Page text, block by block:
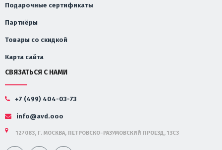
Подарочные сертификаты
Партнёры
Товары со скидкой
Карта сайта
СВЯЗАТЬСЯ С НАМИ
+7 (499) 404-03-73
info@avd.ooo
127083, Г. МОСКВА, ПЕТРОВСКО-РАЗУМОВСКИЙ ПРОЕЗД, 13С3